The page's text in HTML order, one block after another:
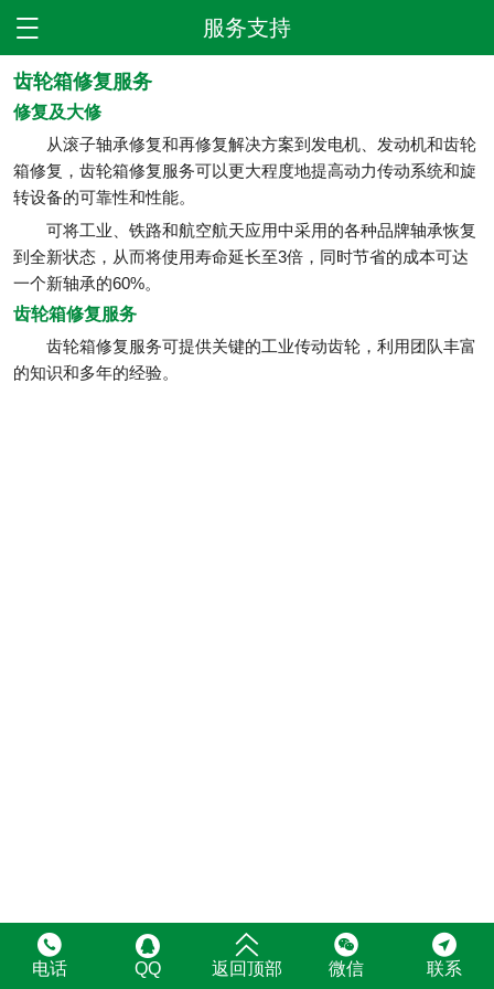
服务支持

齿轮箱修复服务
修复及大修
从滚子轴承修复和再修复解决方案到发电机、发动机和齿轮
箱修复，齿轮箱修复服务可以更大程度地提高动力传动系统和旋
转设备的可靠性和性能。
可将工业、铁路和航空航天应用中采用的各种品牌轴承恢复
到全新状态，从而将使用寿命延长至3倍，同时节省的成本可达
一个新轴承的60%。
齿轮箱修复服务
齿轮箱修复服务可提供关键的工业传动齿轮，利用团队丰富
的知识和多年的经验。

电话

QQ

返回顶部

微信

联系